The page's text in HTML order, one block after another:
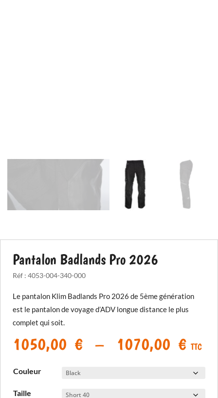
Pantalon Badlands Pro 2026
Réf : 4053-004-340-000
Le pantalon Klim Badlands Pro 2026 de 5ème génération
est le pantalon de voyage d’ADV longue distance le plus
complet qui soit.
1050,00 € – 1070,00 € Plage
de
prix
TTC
Couleur
Taille